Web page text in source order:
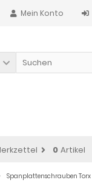
Mein Konto
0 Artikel
Spanplattenschrauben Torx